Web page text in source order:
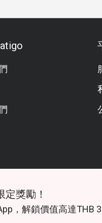
定獎勵！
，解鎖價值高達THB